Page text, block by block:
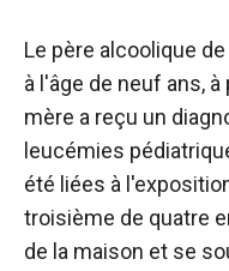
Le père alcoolique
à l'âge de neuf ans,
mère a reçu un
leucémies
été liées à
troisième de quatre
de la maison et se